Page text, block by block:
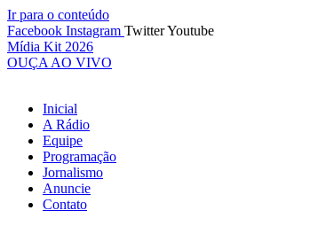
Ir para o conteúdo
Facebook Instagram TwitterYoutube
Mídia Kit 2026
OUÇA AO VIVO
Inicial
A Rádio
Equipe
Programação
Jornalismo
Anuncie
Contato